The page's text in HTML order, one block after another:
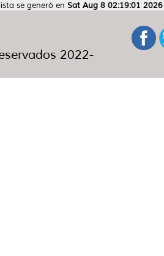
se generó en Sat Aug 8 02:19:01 2026
2022-